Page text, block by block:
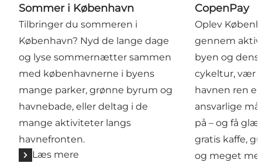
Sommer i København
Tilbringer du sommeren i
København? Nyd de lange dage
og lyse sommernætter sammen
med københavnerne i byens
mange parker, grønne byrum og
havnebade, eller deltag i de
mange aktiviteter langs
havnefronten.
Læs mere
CopenPay
Oplev
gennem
byen og dens
cykeltur, vær
havnen ren
ansvarlige
på – og få
gratis kaffe,
og meget